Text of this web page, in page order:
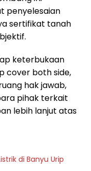
penyelesaian
sertifikat tanah
keterbukaan
cover both side,
hak jawab,
pihak terkait
lebih lanjut atas
di Banyu Urip